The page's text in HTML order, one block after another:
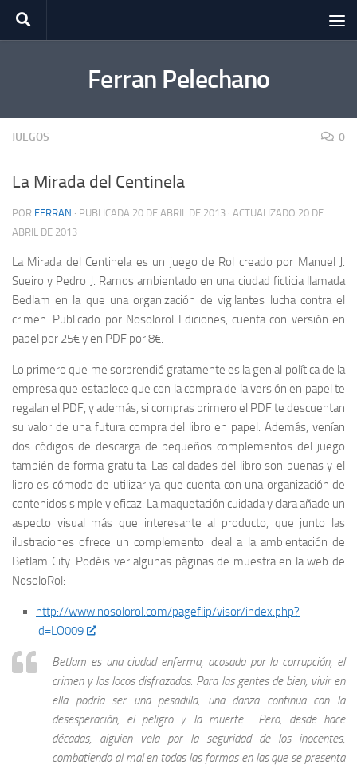
Saltar al contenido
Ferran Pelechano
JUEGOS 0
La Mirada del Centinela
POR FERRAN · PUBLICADA 20 DE ABRIL DE 2013 · ACTUALIZADO 20 DE
ABRIL DE 2013
La Mirada del Centinela es un juego de Rol creado por Manuel J.
Sueiro y Pedro J. Ramos ambientado en una ciudad ficticia llamada
Bedlam en la que una organización de vigilantes lucha contra el
crimen. Publicado por Nosolorol Ediciones, cuenta con versión en
papel por 25€ y en PDF por 8€.
Lo primero que me sorprendió gratamente es la genial política de la
empresa que establece que con la compra de la versión en papel te
regalan el PDF, y además, si compras primero el PDF te descuentan
su valor de una futura compra del libro en papel. Además, venían
dos códigos de descarga de pequeños complementos del juego
también de forma gratuita. Las calidades del libro son buenas y el
libro es cómodo de utilizar ya que cuenta con una organización de
contenidos simple y eficaz. La maquetación cuidada y clara añade un
aspecto visual más que interesante al producto, que junto las
ilustraciones ofrece un complemento ideal a la ambientación de
Betlam City. Podéis ver algunas páginas de muestra en la web de
NosoloRol:
http://www.nosolorol.com/pageflip/visor/index.php?
id=LO009
Betlam es una ciudad enferma, acosada por la corrupción, el
crimen y los locos disfrazados. Para las gentes de bien, vivir en
ella podría ser una pesadilla, una danza continua con la
desesperación, el peligro y la muerte… Pero, desde hace
décadas, alguien vela por la seguridad de los inocentes,
combatiendo al mal en todas las formas en las que se presenta